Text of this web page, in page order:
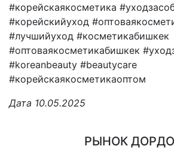
#корейскаякосметика
#корейскийуход
#лучшийуход #косметикабишкек
#оптоваякосметикабишкек
#koreanbeauty #beautycare
#корейскаякосметикаоптом
Дата 10.05.2025
РЫНОК